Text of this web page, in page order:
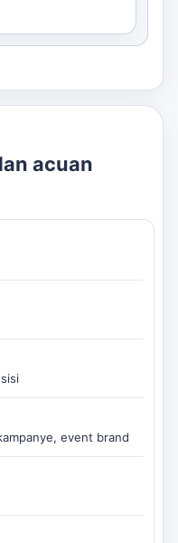
acuan
event brand